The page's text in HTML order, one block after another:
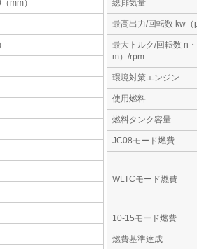
mm） 総排気量
最高出力/回転数 kw（
最大トルク/回転数 n・
m）/rpm
環境対策エンジン
使用燃料
燃料タンク容量
JC08モード燃費
WLTCモード燃費
10-15モード燃費
燃費基準達成